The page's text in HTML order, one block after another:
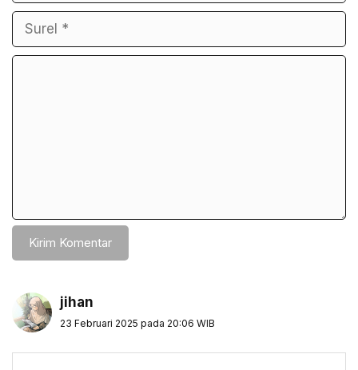
jihan
23 Februari 2025 pada 20:06 WIB
Komentar